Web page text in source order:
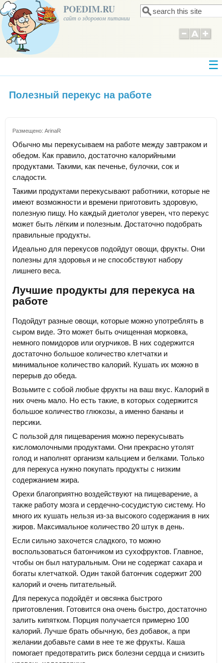
POEDIM.RU
сайт о здоровом питании Форма поиска
Поиск
Полезный перекус на работе
Размещено: ArinaR
Обычно мы перекусываем на работе между завтраком и
обедом. Как правило, достаточно калорийными
продуктами. Такими, как печенье, булочки, сок и
сладости.
Такими продуктами перекусывают работники, которые не
имеют возможности и времени приготовить здоровую,
полезную пищу. Но каждый диетолог уверен, что перекус
может быть лёгким и полезным. Достаточно подобрать
правильные продукты.
Идеально для перекусов подойдут овощи, фрукты. Они
полезны для здоровья и не способствуют набору
лишнего веса.
Лучшие продукты для перекуса на
работе
Подойдут разные овощи, которые можно употреблять в
сыром виде. Это может быть очищенная морковка,
немного помидоров или огурчиков. В них содержится
достаточно большое количество клетчатки и
минимальное количество калорий. Кушать их можно в
перерыв до обеда.
Возьмите с собой любые фрукты на ваш вкус. Калорий в
них очень мало. Но есть такие, в которых содержится
большое количество глюкозы, а именно бананы и
персики.
С пользой для пищеварения можно перекусывать
кисломолочными продуктами. Они прекрасно утолят
голод и наполнят организм кальцием и белками. Только
для перекуса нужно покупать продукты с низким
содержанием жира.
Орехи благоприятно воздействуют на пищеварение, а
также работу мозга и сердечно-сосудистую систему. Но
много их кушать нельзя из-за высокого содержания в них
жиров. Максимальное количество 20 штук в день.
Если сильно захочется сладкого, то можно
воспользоваться батончиком из сухофруктов. Главное,
чтобы он был натуральным. Они не содержат сахара и
богаты клетчаткой. Один такой батончик содержит 200
калорий и очень питательный.
Для перекуса подойдёт и овсянка быстрого
приготовления. Готовится она очень быстро, достаточно
залить кипятком. Порция получается примерно 100
калорий. Лучше брать обычную, без добавок, а при
желании добавьте сами в нее те же фрукты. Каша
помогает предотвратить риск болезни сердца и снизить